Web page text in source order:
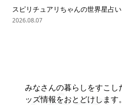
スピリチュアリちゃんの世界星占
2026.08.07
みなさんの暮らしをすこし
ッズ情報をおとどけします。